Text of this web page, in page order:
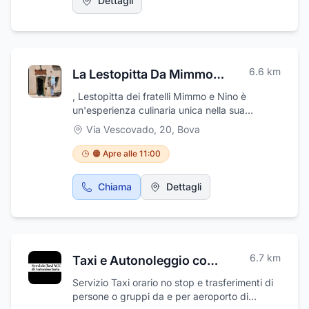
La Lestopitta Da Mimmo - Rosticceria 6.6 km
, Lestopitta dei fratelli Mimmo e Nino è
un'esperienza culinaria unica nella sua
specialità. Dalla rosticceria all'ampio buffet di
antipasti, dai primissimi piatti al gustoso mix
di salumi e formaggi, fino ad arrivare a
degustare la cucina tradizionale della regione
Calabria. Visita Lestopitta dei fratelli Mimmo e
Nino per assaporare il saporito mix di profumi,
Via Vescovado, 20, Bova
🟠 Apre alle 11:00
Chiama Dettagli
Taxi e Autonoleggio con Conducente 6.7 km
Servizio Taxi orario no stop e trasferimenti di
persone o gruppi da e per aeroporto di